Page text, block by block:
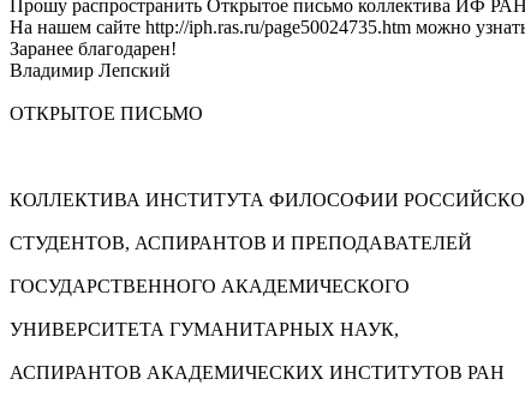
Прошу распространить Открытое письмо коллектива ИФ
На нашем сайте http://iph.ras.ru/page50024735.htm можно
Заранее благодарен!
Владимир Лепский
ОТКРЫТОЕ ПИСЬМО
КОЛЛЕКТИВА ИНСТИТУТА ФИЛОСОФИИ
СТУДЕНТОВ, АСПИРАНТОВ И ПРЕПОДАВАТЕЛЕЙ
ГОСУДАРСТВЕННОГО АКАДЕМИЧЕСКОГО
УНИВЕРСИТЕТА ГУМАНИТАРНЫХ НАУК,
АСПИРАНТОВ АКАДЕМИЧЕСКИХ ИНСТИТУТОВ РАН